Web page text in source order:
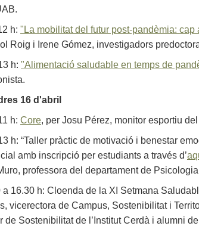
h: "La mobilitat del futur post-pandèmia:
Roig i Irene Gómez, investigadors
h: "Alimentació saludable en temps de
16 d'abril
h: Core, per Josu Pérez, monitor esportiu
h: “Taller pràctic de motivació i benestar
amb inscripció per estudiants a través d’
professora del departament de
a 16.30 h: Cloenda de la XI Setmana
vicerectora de Campus, Sostenibilitat i
de Sostenibilitat de l’Institut Cerdà i alumni